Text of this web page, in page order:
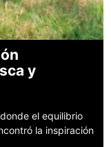
y
el equilibrio
la inspiración